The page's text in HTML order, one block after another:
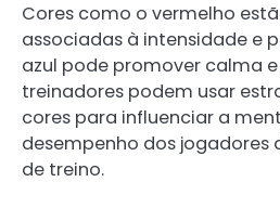
Cores como o vermelho
associadas à intensidade e
azul pode promover calma
treinadores podem usar
cores para influenciar a
desempenho dos jogadores
de treino.